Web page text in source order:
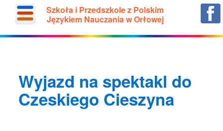
Szkoła i Przedszkole z Polskim
Językiem Nauczania w Orłowej
Wyjazd na spektakl do
Czeskiego Cieszyna